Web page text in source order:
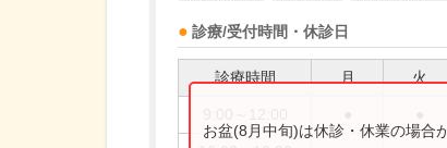
診療/受付時間・休診日
診療時間 月 火
お盆(8月中旬)は休診・休業の場合